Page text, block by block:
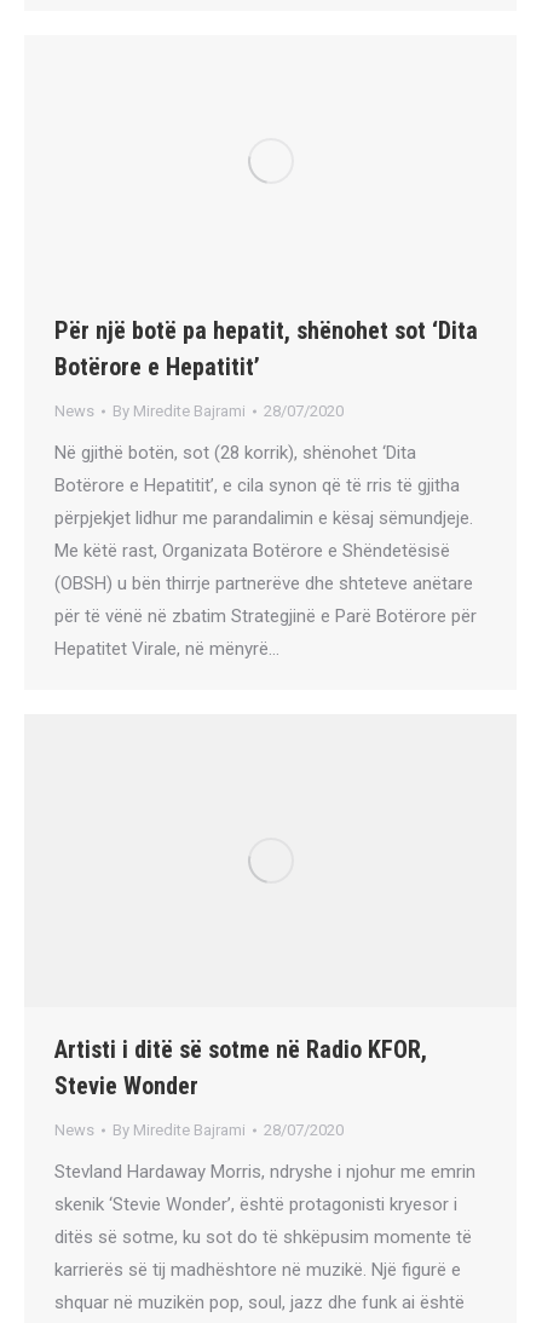
Për një botë pa hepatit, shënohet sot ‘Dita
Botërore e Hepatitit’
News By Miredite Bajrami 28/07/2020
Në gjithë botën, sot (28 korrik), shënohet ‘Dita
Botërore e Hepatitit’, e cila synon që të rris të gjitha
përpjekjet lidhur me parandalimin e kësaj sëmundjeje.
Me këtë rast, Organizata Botërore e Shëndetësisë
(OBSH) u bën thirrje partnerëve dhe shteteve anëtare
për të vënë në zbatim Strategjinë e Parë Botërore për
Hepatitet Virale, në mënyrë…
Artisti i ditë së sotme në Radio KFOR,
Stevie Wonder
News By Miredite Bajrami 28/07/2020
Stevland Hardaway Morris, ndryshe i njohur me emrin
skenik ‘Stevie Wonder’, është protagonisti kryesor i
ditës së sotme, ku sot do të shkëpusim momente të
karrierës së tij madhështore në muzikë. Një figurë e
shquar në muzikën pop, soul, jazz dhe funk ai është